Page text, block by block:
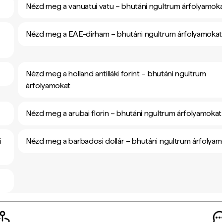
Nézd meg a vanuatui vatu – bhutáni ngultrum
Nézd meg a EAE-dirham – bhutáni ngultrum árfolyamokat
Nézd meg a holland antilláki forint – bhutáni ngultrum
árfolyamokat
Nézd meg a arubai florin – bhutáni ngultrum árfolyamokat
Nézd meg a barbadosi dollár – bhutáni ngultrum